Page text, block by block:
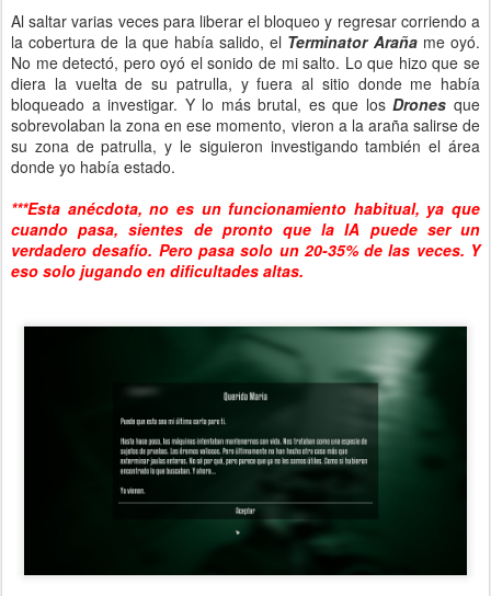
Al saltar varias veces para liberar el bloqueo y regresar corriendo a
la cobertura de la que había salido, el Terminator Araña me oyó.
No me detectó, pero oyó el sonido de mi salto. Lo que hizo que se
diera la vuelta de su patrulla, y fuera al sitio donde me había
bloqueado a investigar. Y lo más brutal, es que losDrones que
sobrevolaban la zona en ese momento, vieron a la araña salirse de
su zona de patrulla, y le siguieron investigando también el área
donde yo había estado.
***Esta anécdota, no es un funcionamiento habitual, ya que
cuando pasa, sientes de pronto que la IA puede ser un
verdadero desafío. Pero pasa solo un 20-35% de las veces. Y
eso solo jugando en dificultades altas.